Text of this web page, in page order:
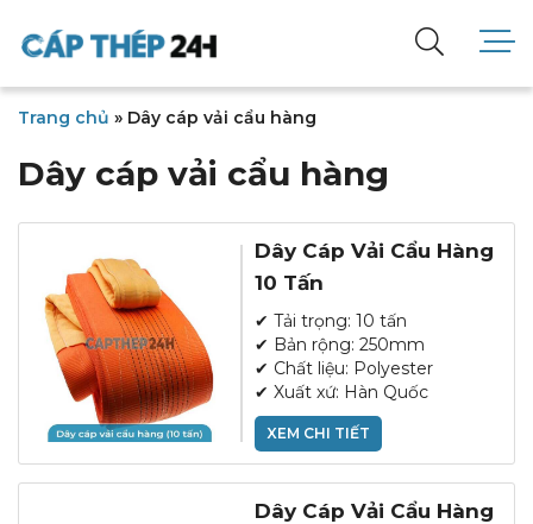
Trang chủ » Dây cáp vải cẩu hàng
Dây cáp vải cẩu hàng
Dây Cáp Vải Cẩu Hàng
10 Tấn
✔ Tải trọng: 10 tấn
✔ Bản rộng: 250mm
✔ Chất liệu: Polyester
✔ Xuất xứ: Hàn Quốc
XEM CHI TIẾT
Dây Cáp Vải Cẩu Hàng